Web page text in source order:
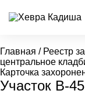
Главная / Реестр
центральное
Карточка
Участок В-